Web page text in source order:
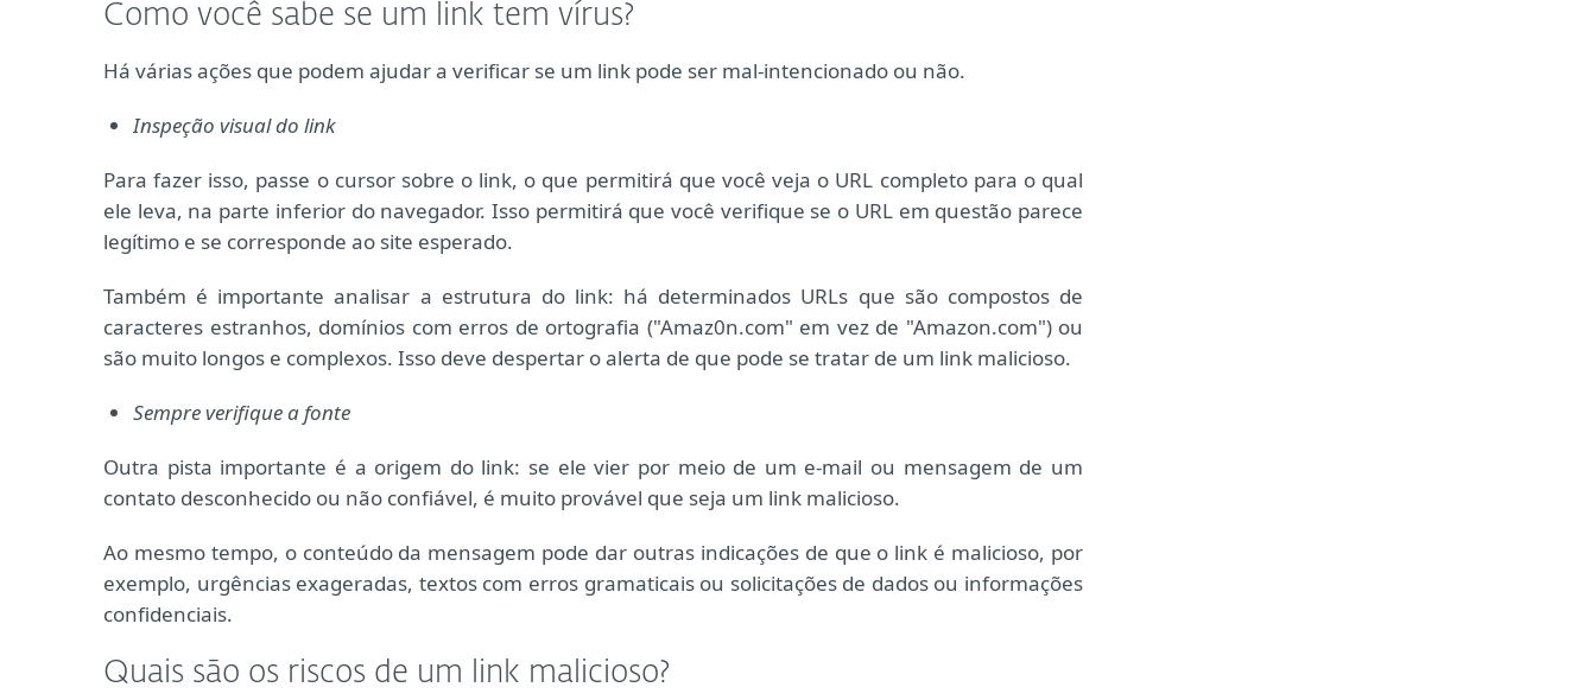
Como você sabe se um link tem vírus?
Há várias ações que podem ajudar a verificar se um link pode ser mal-intencionado ou não.
Inspeção visual do link
Para fazer isso, passe o cursor sobre o link, o que permitirá que você veja o URL completo para o qual
ele leva, na parte inferior do navegador. Isso permitirá que você verifique se o URL em questão parece
legítimo e se corresponde ao site esperado.
Também é importante analisar a estrutura do link: há determinados URLs que são compostos de
caracteres estranhos, domínios com erros de ortografia ("Amaz0n.com" em vez de "Amazon.com") ou
são muito longos e complexos. Isso deve despertar o alerta de que pode se tratar de um link malicioso.
Sempre verifique a fonte
Outra pista importante é a origem do link: se ele vier por meio de um e-mail ou mensagem de um
contato desconhecido ou não confiável, é muito provável que seja um link malicioso.
Ao mesmo tempo, o conteúdo da mensagem pode dar outras indicações de que o link é malicioso, por
exemplo, urgências exageradas, textos com erros gramaticais ou solicitações de dados ou informações
confidenciais.
Quais são os riscos de um link malicioso?